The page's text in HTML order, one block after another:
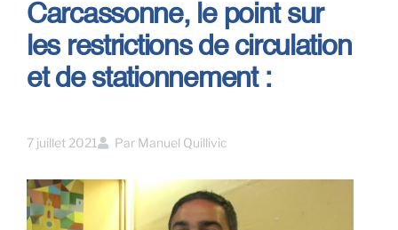
Carcassonne, le point sur
les restrictions de circulation
et de stationnement :
7 juillet 2021 Par Manuel Quillivic